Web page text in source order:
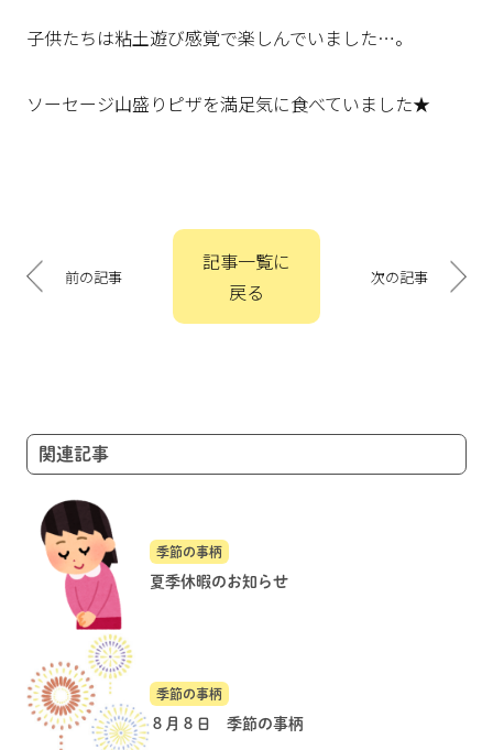
子供たちは粘土遊び感覚で楽しんでいました…。
ソーセージ山盛りピザを満足気に食べていました★
稿
ナ
ョ
ン
前の記事
記事一覧に
戻る
次の記事
関連記事
季節の事柄
夏季休暇のお知らせ
季節の事柄
８月８日 季節の事柄